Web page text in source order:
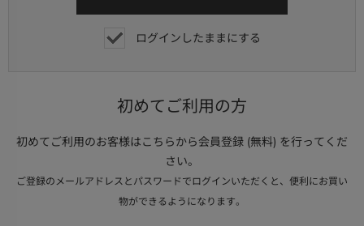
ログインしたままにする
初めてご利用の方
初めてご利用のお客様はこちらから会員登録 (無料) を行ってくだ
さい。
ご登録のメールアドレスとパスワードでログインいただくと、便利にお買い
物ができるようになります。